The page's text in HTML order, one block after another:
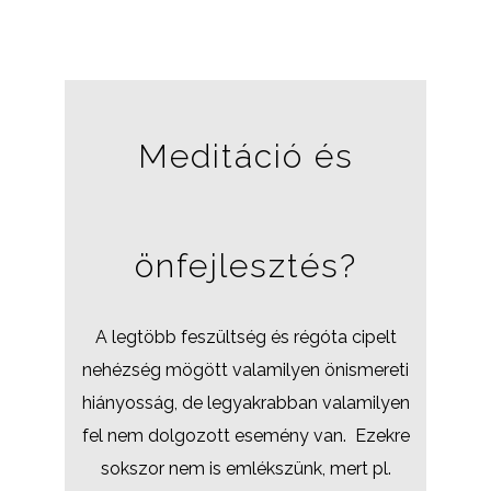
Meditáció és
önfejlesztés?
A legtöbb feszültség és régóta cipelt
nehézség mögött valamilyen önismereti
hiányosság, de legyakrabban valamilyen
fel nem dolgozott esemény van. Ezekre
sokszor nem is emlékszünk, mert pl.